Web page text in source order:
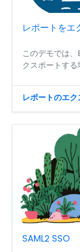
レポートをエ
このデモでは
クスポートする
レポートのエク
SAML2 SSO